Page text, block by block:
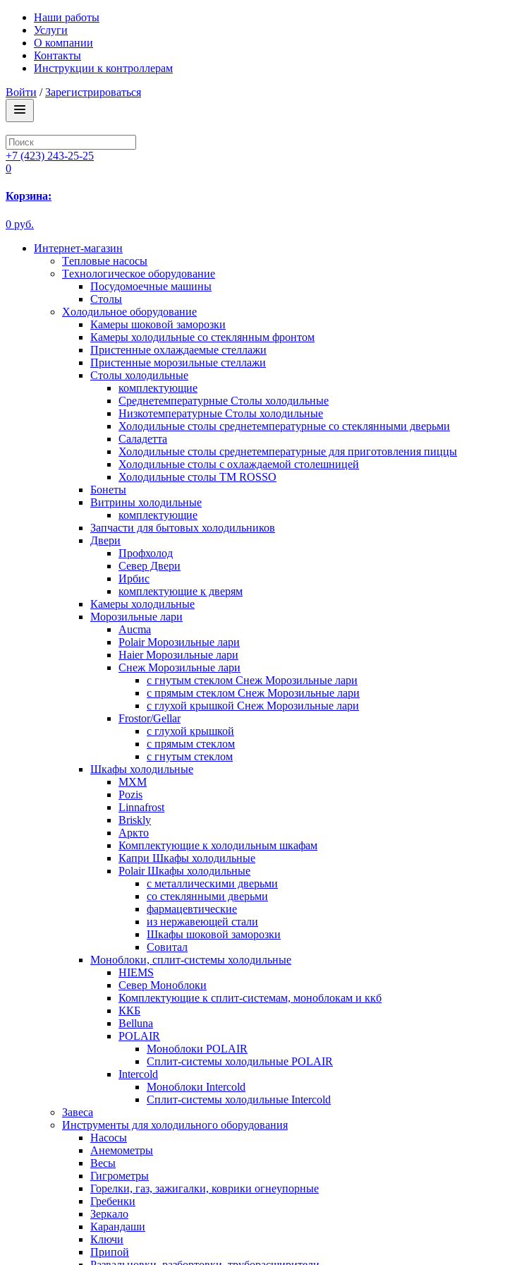
Наши работы
Услуги
О компании
Контакты
Инструкции к контроллерам
Войти /Зарегистрироваться
+7 (423) 243-25-25
0
Корзина:
0 руб.
Интернет-магазин
Tепловые насосы
Tехнологическое оборудование
Посудомоечные машины
Столы
Xолодильное оборудование
Камеры шоковой заморозки
Камеры холодильные со стеклянным фронтом
Пристенные охлаждаемые стеллажи
Пристенные морозильные стеллажи
Столы холодильные
комплектующие
Среднетемпературные Столы холодильные
Низкотемпературные Столы холодильные
Холодильные столы среднетемпературные со стеклянными дверьми
Саладетта
Холодильные столы среднетемпературные для приготовления пиццы
Холодильные столы с охлаждаемой столешницей
Холодильные столы ТМ ROSSO
Бонеты
Витрины холодильные
комплектующие
Запчасти для бытовых холодильников
Двери
Профхолод
Север Двери
Ирбис
комплектующие к дверям
Камеры холодильные
Морозильные лари
Aucma
Polair Морозильные лари
Haier Морозильные лари
Снеж Морозильные лари
с гнутым стеклом Снеж Морозильные лари
с прямым стеклом Снеж Морозильные лари
с глухой крышкой Снеж Морозильные лари
Frostor/Gellar
с глухой крышкой
с прямым стеклом
с гнутым стеклом
Шкафы холодильные
МХМ
Pozis
Linnafrost
Briskly
Аркто
Комплектующие к холодильным шкафам
Капри Шкафы холодильные
Polair Шкафы холодильные
с металлическими дверьми
со стеклянными дверьми
фармацевтические
из нержавеющей стали
Шкафы шоковой заморозки
Совитал
Моноблоки, сплит-системы холодильные
HIEMS
Север Моноблоки
Комплектующие к сплит-системам, моноблокам и ккб
ККБ
Belluna
POLAIR
Моноблоки POLAIR
Сплит-системы холодильные POLAIR
Intercold
Моноблоки Intercold
Сплит-системы холодильные Intercold
Завеса
Инструменты для холодильного оборудования
Насосы
Анемометры
Весы
Гигрометры
Горелки, газ, зажигалки, коврики огнеупорные
Гребенки
Зеркало
Карандаши
Ключи
Припой